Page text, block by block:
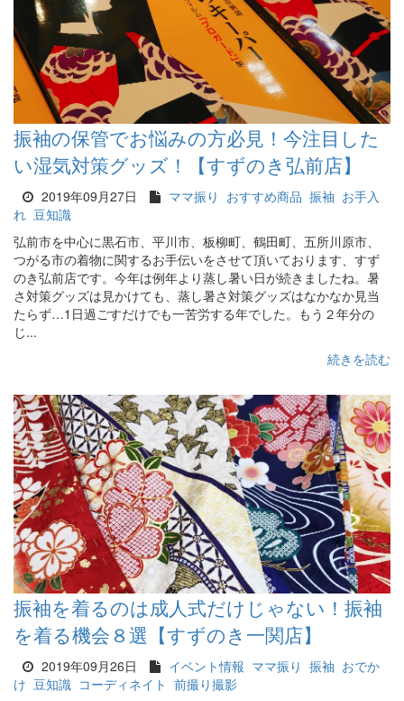
振袖の保管でお悩みの方必見！今注目した
い湿気対策グッズ！【すずのき弘前店】
2019年09月27日 ママ振り おすすめ商品 振袖 お手入
れ 豆知識
弘前市を中心に黒石市、平川市、板柳町、鶴田町、五所川原市、
つがる市の着物に関するお手伝いをさせて頂いております、すず
のき弘前店です。今年は例年より蒸し暑い日が続きましたね。暑
さ対策グッズは見かけても、蒸し暑さ対策グッズはなかなか見当
たらず…1日過ごすだけでも一苦労する年でした。もう２年分の
じ...
続きを読む
振袖を着るのは成人式だけじゃない！振袖
を着る機会８選【すずのき一関店】
2019年09月26日 イベント情報 ママ振り 振袖 おでか
け 豆知識 コーディネイト 前撮り撮影